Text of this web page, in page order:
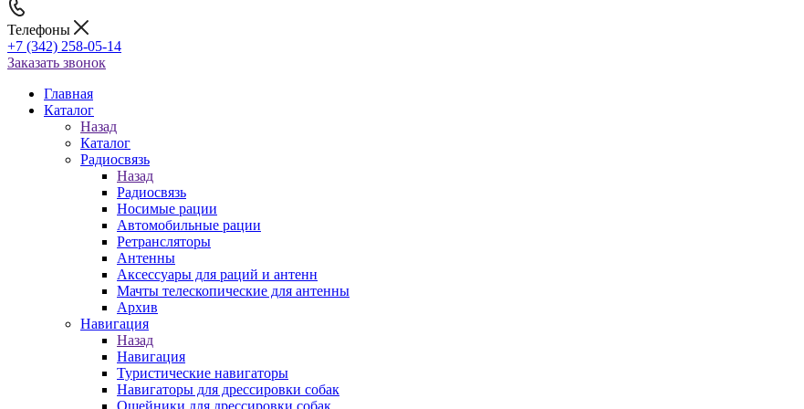
Телефоны
+7 (342) 258-05-14
Заказать звонок
Главная
Каталог
Назад
Каталог
Радиосвязь
Назад
Радиосвязь
Носимые рации
Автомобильные рации
Ретрансляторы
Антенны
Аксессуары для раций и антенн
Мачты телескопические для антенны
Архив
Навигация
Назад
Навигация
Туристические навигаторы
Навигаторы для дрессировки собак
Ошейники для дрессировки собак